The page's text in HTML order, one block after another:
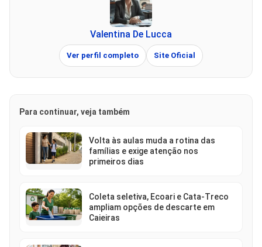
Valentina De Lucca
Ver perfil completo Site Oficial
Para continuar, veja também
Volta às aulas muda a rotina das
famílias e exige atenção nos
primeiros dias
Coleta seletiva, Ecoari e Cata-Treco
ampliam opções de descarte em
Caieiras